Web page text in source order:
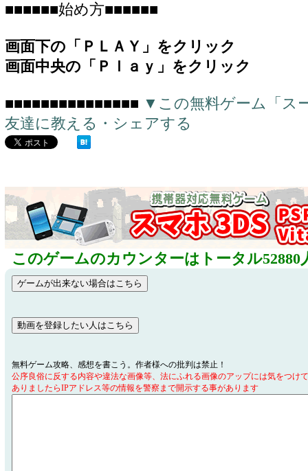
■■■■■■始め方■■■■■■
画面下の「ＰＬＡＹ」をクリック
画面中央の「Ｐｌａｙ」をクリック
■■■■■■■■■■■■■■■ ▼この無料ゲーム「ス
友達に教える・シェアする
このゲームのカウンターはトータル52880
無料ゲーム攻略、感想を書こう。作者様への批判は禁止！
公序良俗に反する内容や違法な画像等、法にふれる画像のアップには気をつけ
ありましたらIPアドレス等の情報を警察まで開示する事があります